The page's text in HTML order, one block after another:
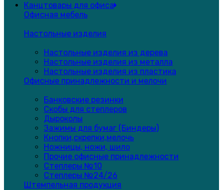
Канцтовары для офиса
Офисная мебель
Настольные изделия
Настольные изделия из дерева
Настольные изделия из металла
Настольные изделия из пластика
Офисные принадлежности и мелочи
Банковские резинки
Скобы для степлеров
Дыроколы
Зажимы для бумаг (Биндеры)
Кнопки,скрепки,мелочь
Ножницы, ножи, шило
Прочие офисные принадлежности
Степлеры №10
Степлеры №24/26
Штемпельная продукция